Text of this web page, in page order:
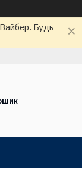
Вайбер. Будь